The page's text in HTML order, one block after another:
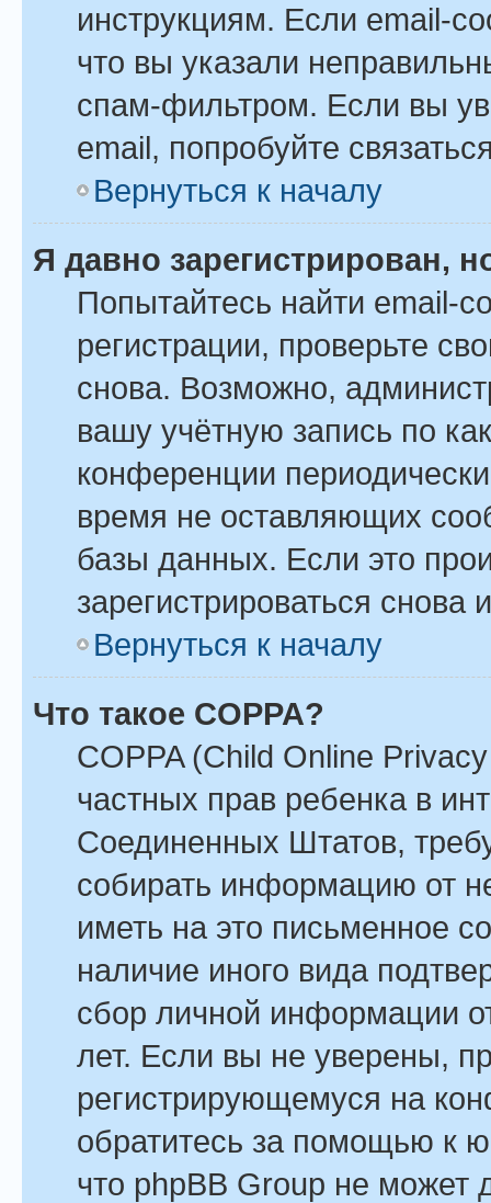
инструкциям. Если email-
что вы указали
спам-фильтром. Если вы
email, попробуйте
Вернуться к началу
Я давно зарегистрирован,
Попытайтесь найти email-
регистрации, проверьте
снова. Возможно,
вашу учётную запись по
конференции
время не оставляющих
базы данных. Если это
зарегистрироваться снова
Вернуться к началу
Что такое COPPA?
COPPA (Child Online
частных прав ребенка в
Соединенных Штатов,
собирать информацию от
иметь на это письменное
наличие иного вида
сбор личной информации
лет. Если вы не уверены,
регистрирующемуся на
обратитесь за помощью к
что phpBB Group не может